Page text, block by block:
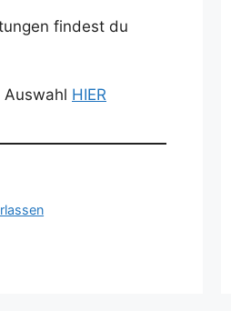
findest du
Auswahl HIER